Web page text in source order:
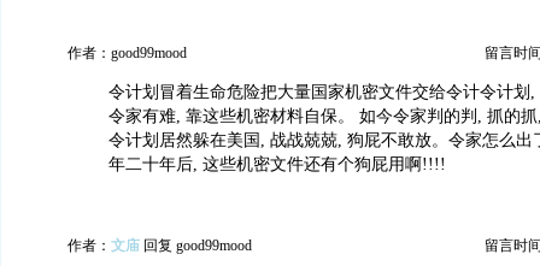
作者：good99mood 留言时
令计划冒着生命危险把大量国家机密文件交给令计令计划
令家有难, 靠这些机密材料自保。 如今令家判的判, 抓的
令计划居然躲在美国, 战战兢兢, 狗屁不敢放。令家怎么
年二十年后, 这些机密文件还有个狗屁用啊!!!!
作者： 文庙 回复 good99mood 留言时